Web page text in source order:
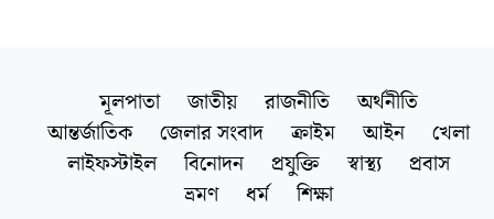
মূলপাতা জাতীয় রাজনীতি
অর্থনীতি
আন্তর্জাতিক
জেলার সংবাদ ক্রাইম আইন
খেলা
লাইফস্টাইল
বিনোদন প্রযুক্তি স্বাস্থ্য
প্রবাস
ভ্রমণ
ধর্ম শিক্ষা